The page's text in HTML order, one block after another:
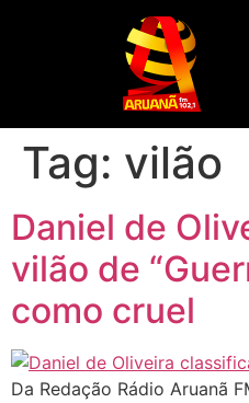
Tag: vilão
Daniel de
vilão de
como cruel
Da Redação Rádio Aruanã